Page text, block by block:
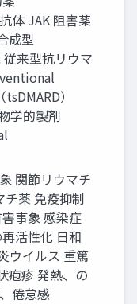
体 JAK 阻害薬
成型
従来型抗リウマ
）
学的製剤
関節リウマチ
チ薬 免疫抑制
事象 感染症
活性化 日和
ウイルス 重篤
疱疹 発熱、の
倦怠感